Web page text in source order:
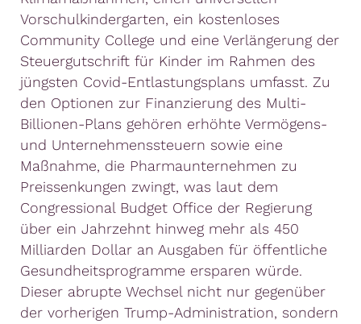
Vorschulkindergarten, ein kostenloses
Community College und eine Verlängerung der
Steuergutschrift für Kinder im Rahmen des
jüngsten Covid-Entlastungsplans umfasst. Zu
den Optionen zur Finanzierung des Multi-
Billionen-Plans gehören erhöhte Vermögens-
und Unternehmenssteuern sowie eine
Maßnahme, die Pharmaunternehmen zu
Preissenkungen zwingt, was laut dem
Congressional Budget Office der Regierung
über ein Jahrzehnt hinweg mehr als 450
Milliarden Dollar an Ausgaben für öffentliche
Gesundheitsprogramme ersparen würde.
Dieser abrupte Wechsel nicht nur gegenüber
der vorherigen Trump-Administration, sondern